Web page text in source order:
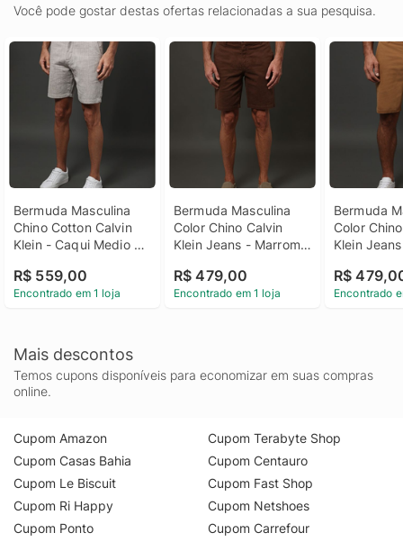
Você pode gostar destas ofertas relacionadas a sua pesquisa.
Bermuda Masculina
Chino Cotton Calvin
Klein - Caqui Medio
Chino Cotton Calvin
Klein Caqui Medio 46
R$ 559,00
Encontrado em 1 loja
Bermuda Masculina
Color Chino Calvin
Klein Jeans - Marrom
Color Chino Calvin
Klein Jeans Marrom 48
R$ 479,00
Encontrado em 1 loja
Bermuda
Color
Klein
Color
Klein
R$
Encontrado
Mais descontos
Temos cupons disponíveis para economizar em suas compras
online.
Cupom Amazon
Cupom Casas Bahia
Cupom Le Biscuit
Cupom Ri Happy
Cupom Ponto
Cupom Terabyte Shop
Cupom Centauro
Cupom Fast Shop
Cupom Netshoes
Cupom Carrefour